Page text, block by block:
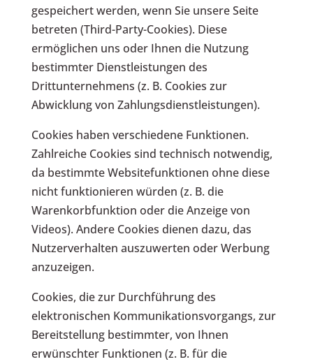
gespeichert werden, wenn Sie unsere Seite
betreten (Third-Party-Cookies). Diese
ermöglichen uns oder Ihnen die Nutzung
bestimmter Dienstleistungen des
Drittunternehmens (z. B. Cookies zur
Abwicklung von Zahlungsdienstleistungen).
Cookies haben verschiedene Funktionen.
Zahlreiche Cookies sind technisch notwendig,
da bestimmte Websitefunktionen ohne diese
nicht funktionieren würden (z. B. die
Warenkorbfunktion oder die Anzeige von
Videos). Andere Cookies dienen dazu, das
Nutzerverhalten auszuwerten oder Werbung
anzuzeigen.
Cookies, die zur Durchführung des
elektronischen Kommunikationsvorgangs, zur
Bereitstellung bestimmter, von Ihnen
erwünschter Funktionen (z. B. für die